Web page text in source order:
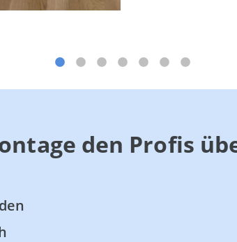
den Profis